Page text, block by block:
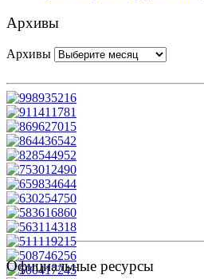
Архивы
Архивы
Официальные ресурсы